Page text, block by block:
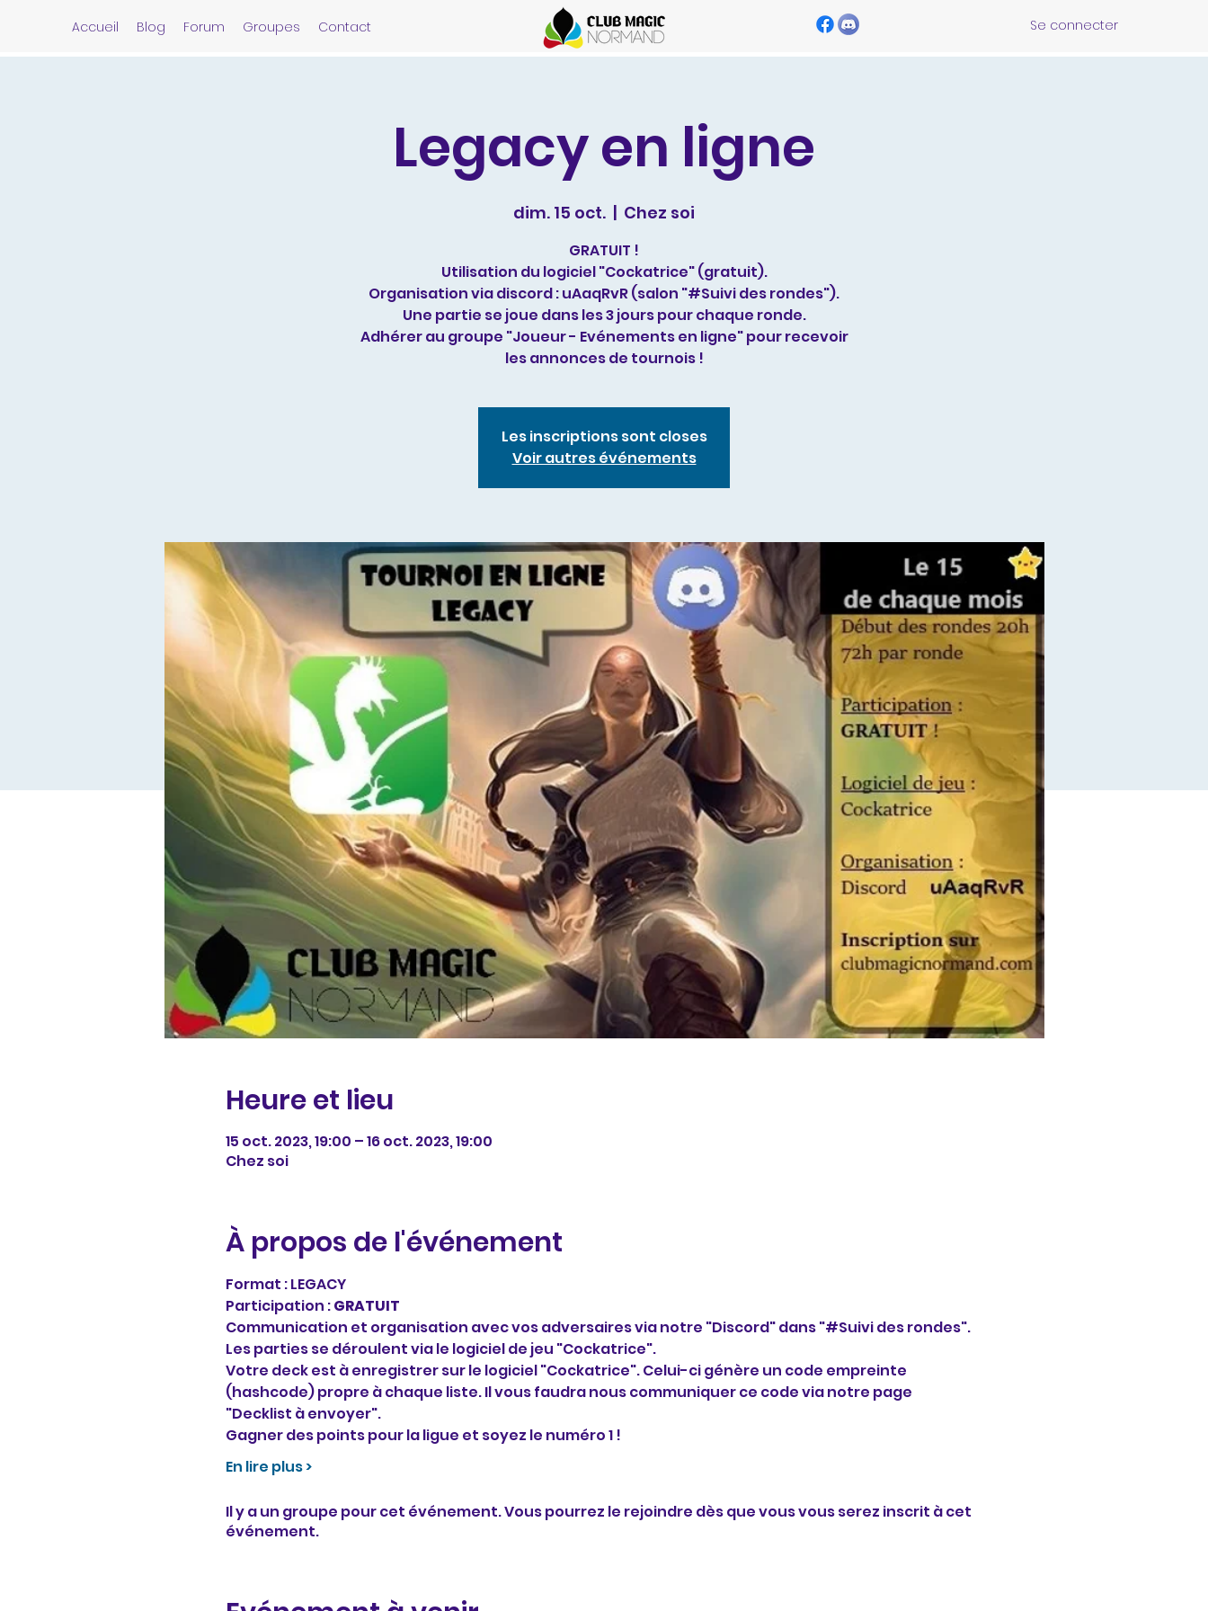
Accueil Blog Forum Groupes Contact Se connecter
Legacy en ligne
dim. 15 oct.
  |
Chez soi
GRATUIT !
Utilisation du logiciel "Cockatrice" (gratuit).
Organisation via discord : uAaqRvR (salon "#Suivi des rondes").
Une partie se joue dans les 3 jours pour chaque ronde.
Adhérer au groupe "Joueur - Evénements en ligne" pour recevoir
les annonces de tournois !
Les inscriptions sont closes
Voir autres événements
Heure et lieu
15 oct. 2023, 19:00 – 16 oct. 2023, 19:00
Chez soi
À propos de l'événement
Format : LEGACY
Participation : GRATUIT
Communication et organisation avec vos adversaires via notre "Discord" dans "#Suivi des rondes".
Les parties se déroulent via le logiciel de jeu "Cockatrice".
Votre deck est à enregistrer sur le logiciel "Cockatrice". Celui-ci génère un code empreinte
(hashcode) propre à chaque liste. Il vous faudra nous communiquer ce code via notre page
"Decklist à envoyer".
Gagner des points pour la ligue et soyez le numéro 1 !
En lire plus >
Il y a un groupe pour cet événement. Vous pourrez le rejoindre dès que vous vous serez inscrit à cet
événement.